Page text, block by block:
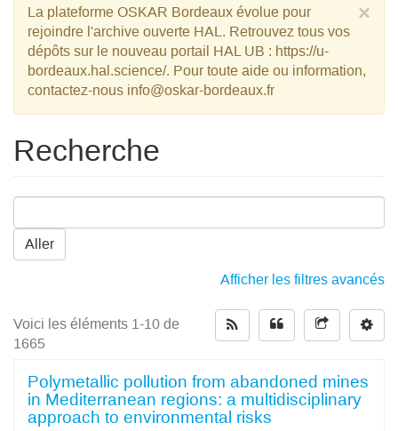
×
La plateforme OSKAR Bordeaux évolue pour
rejoindre l'archive ouverte HAL. Retrouvez tous vos
dépôts sur le nouveau portail HAL UB : https://u-
bordeaux.hal.science/. Pour toute aide ou information,
contactez-nous info@oskar-bordeaux.fr
Recherche
Aller
Afficher les filtres avancés
Voici les éléments 1-10 de
1665
Polymetallic pollution from abandoned mines
in Mediterranean regions: a multidisciplinary
approach to environmental risks